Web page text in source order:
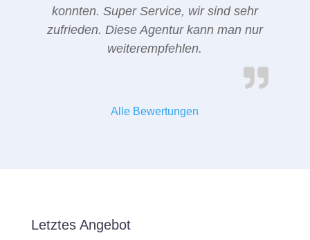
konnten. Super Service, wir sind sehr
zufrieden. Diese Agentur kann man nur
weiterempfehlen.
Alle Bewertungen
Letztes Angebot